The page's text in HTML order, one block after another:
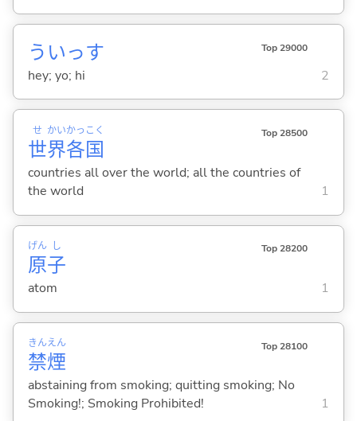
ういっす Top 29000
hey; yo; hi 2
世
せ
界
かい
各
かっ
国
こく Top 28500
countries all over the world; all the countries of
the world
1
原
げん
子
し Top 28200
atom 1
禁
きん
煙
えん Top 28100
abstaining from smoking; quitting smoking; No
Smoking!; Smoking Prohibited!
1